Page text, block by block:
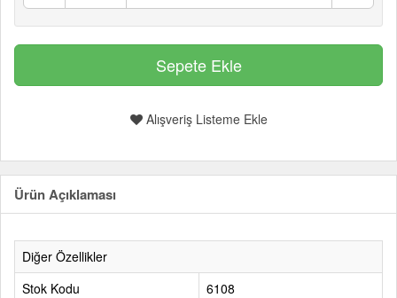
Alışveriş Listeme Ekle
Ürün Açıklaması
Diğer Özellikler
Stok Kodu
6108